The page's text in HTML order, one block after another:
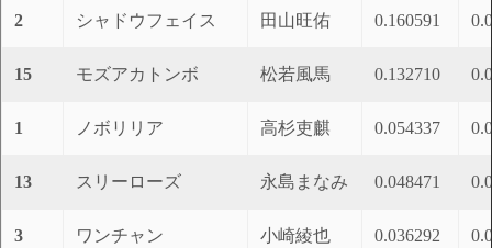
2 シャドウフェイス 田山旺佑 0.160591
15 モズアカトンボ 松若風馬 0.132710
1 ノボリリア 高杉吏麒 0.054337
13 スリーローズ 永島まなみ 0.048471
3 ワンチャン 小崎綾也 0.036292